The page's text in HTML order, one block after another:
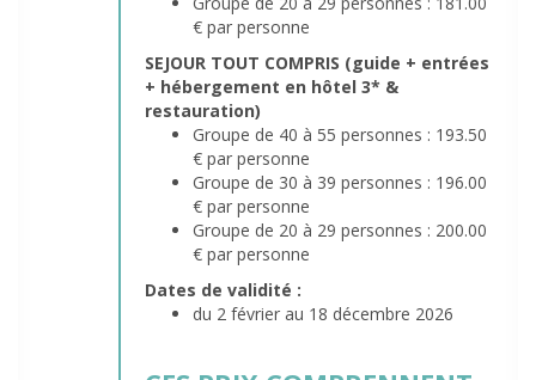
€ par personne
SEJOUR TOUT COMPRIS (guide + entrées
+ hébergement en hôtel 3* &
restauration)
Groupe de 40 à 55 personnes : 193.50
€ par personne
Groupe de 30 à 39 personnes : 196.00
€ par personne
Groupe de 20 à 29 personnes : 200.00
€ par personne
Dates de validité :
du 2 février au 18 décembre 2026